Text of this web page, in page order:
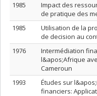
1985
Impact des
de pratique des
1985
Utilisation de la
de decision au
1976
Intermédiation
l&apos;Afrique
Cameroun
1993
Études sur
financiers: